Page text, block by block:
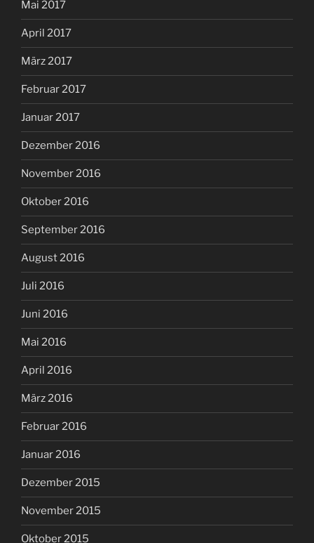
Mai 2017
April 2017
März 2017
Februar 2017
Januar 2017
Dezember 2016
November 2016
Oktober 2016
September 2016
August 2016
Juli 2016
Juni 2016
Mai 2016
April 2016
März 2016
Februar 2016
Januar 2016
Dezember 2015
November 2015
Oktober 2015